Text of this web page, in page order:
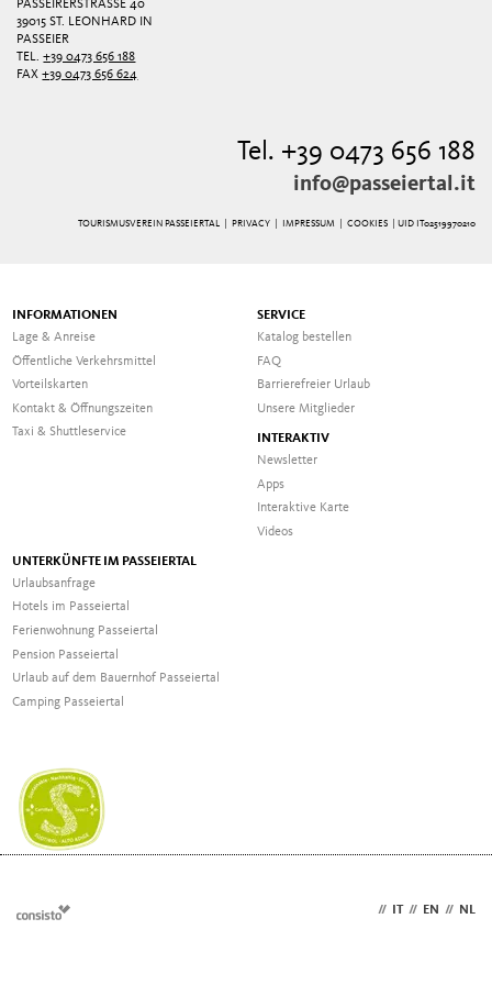
PASSEIRERSTRASSE 40
39015 ST. LEONHARD IN
PASSEIER
TEL.+39 0473 656 188
FAX+39 0473 656 624
Tel. +39 0473 656 188
info@passeiertal.it
TOURISMUSVEREIN PASSEIERTAL | PRIVACY| IMPRESSUM COOKIES | UID IT02519970210
INFORMATIONEN
Lage & Anreise
Öffentliche Verkehrsmittel
Vorteilskarten
Kontakt & Öffnungszeiten
Taxi & Shuttleservice
SERVICE
Katalog bestellen
FAQ
Barrierefreier Urlaub
Unsere Mitglieder
INTERAKTIV
Newsletter
Apps
Interaktive Karte
Videos
UNTERKÜNFTE IM PASSEIERTAL
Urlaubsanfrage
Hotels im Passeiertal
Ferienwohnung Passeiertal
Pension Passeiertal
Urlaub auf dem Bauernhof Passeiertal
Camping Passeiertal
// // EN // NL